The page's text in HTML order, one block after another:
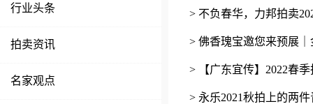
行业头条
拍卖资讯
名家观点
> 不负春华，力邦拍卖
> 佛香瑰宝邀您来预展
> 【广东宜传】2022春
> 永乐2021秋拍上的两